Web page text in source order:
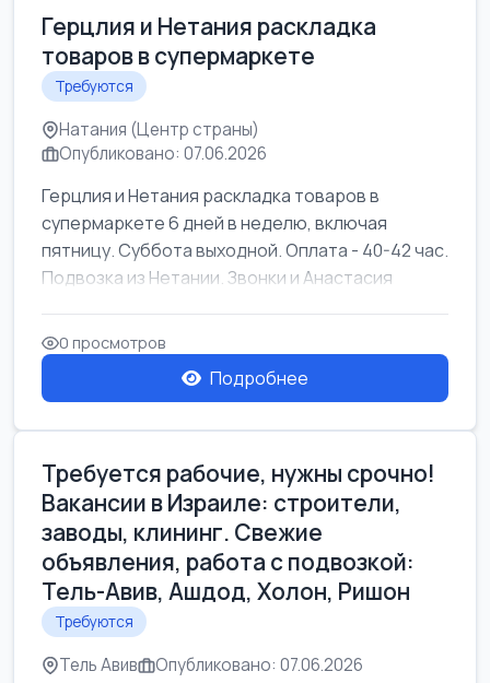
Герцлия и Нетания раскладка
товаров в супермаркете
Требуются
Натания (Центр страны)
Опубликовано: 07.06.2026
Герцлия и Нетания раскладка товаров в
супермаркете 6 дней в неделю, включая
пятницу. Суббота выходной. Оплата - 40-42 час.
Подвозка из Нетании. Звонки и Анастасия
0 просмотров
Подробнее
Требуется рабочие, нужны срочно!
Вакансии в Израиле: строители,
заводы, клининг. Свежие
объявления, работа с подвозкой:
Тель-Авив, Ашдод, Холон, Ришон
Требуются
Тель Авив Опубликовано: 07.06.2026